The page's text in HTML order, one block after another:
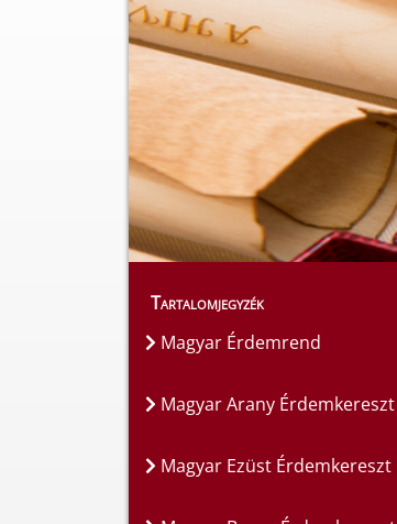
Tartalomjegyzék
Magyar Érdemrend
Magyar Arany Érdemkereszt
Magyar Ezüst Érdemkereszt